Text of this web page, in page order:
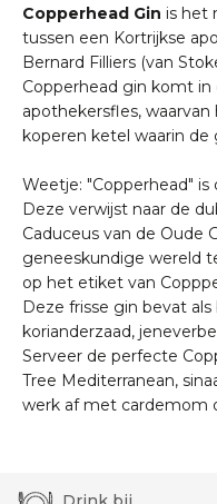
Copperhead Gin is het
tussen een Kortrijkse
Bernard Filliers (van
Copperhead gin komt
apothekersfles,
koperen ketel waarin de
Weetje: "Copperhead"
Deze verwijst naar de
Caduceus van de Oude
geneeskundige wereld
op het etiket van
Deze frisse gin bevat als
korianderzaad,
Serveer de perfecte
Tree Mediterranean,
werk af met cardemom